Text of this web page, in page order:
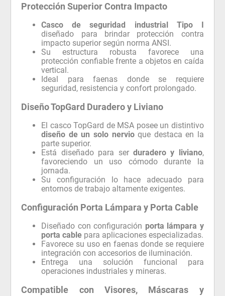
Protección Superior Contra Impacto
Casco de seguridad industrial Tipo I
diseñado para brindar protección contra
impacto superior según norma ANSI.
Su estructura robusta favorece una
protección confiable frente a objetos en caída
vertical.
Ideal para faenas donde se requiere
seguridad, resistencia y confort prolongado.
Diseño TopGard Duradero y Liviano
El casco TopGard de MSA posee un distintivo
diseño de un solo nervioque destaca en la
parte superior.
Está diseñado para ser duradero y liviano,
favoreciendo un uso cómodo durante la
jornada.
Su configuración lo hace adecuado para
entornos de trabajo altamente exigentes.
Configuración Porta Lámpara y Porta Cable
Diseñado con configuración porta lámpara y
porta cable para aplicaciones especializadas.
Favorece su uso en faenas donde se requiere
integración con accesorios de iluminación.
Entrega una solución funcional para
operaciones industriales y mineras.
Compatible con Visores, Máscaras y